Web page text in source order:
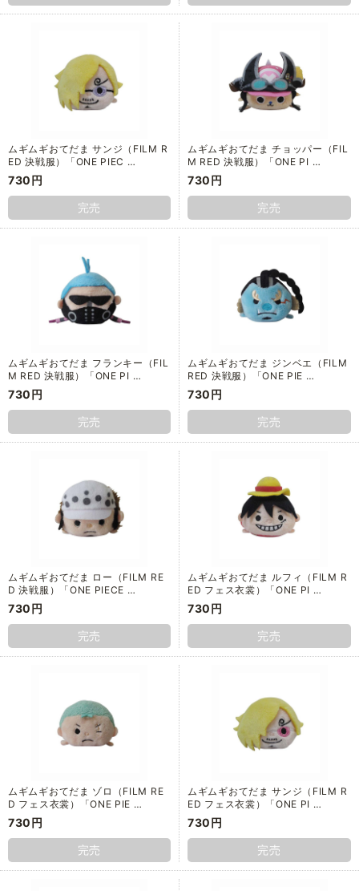
ムギムギおてだま サンジ（FILM R
ED 決戦服）「ONE PIEC …
730円
完売
ムギムギおてだま チョッパー（FIL
M RED 決戦服）「ONE PI …
730円
完売
ムギムギおてだま フランキー（FIL
M RED 決戦服）「ONE PI …
730円
完売
ムギムギおてだま ジンベエ（FILM
RED 決戦服）「ONE PIE …
730円
完売
ムギムギおてだま ロー（FILM RE
D 決戦服）「ONE PIECE …
730円
完売
ムギムギおてだま ルフィ（FILM R
ED フェス衣裳）「ONE PI …
730円
完売
ムギムギおてだま ゾロ（FILM RE
D フェス衣裳）「ONE PIE …
730円
完売
ムギムギおてだま サンジ（FILM R
ED フェス衣裳）「ONE PI …
730円
完売